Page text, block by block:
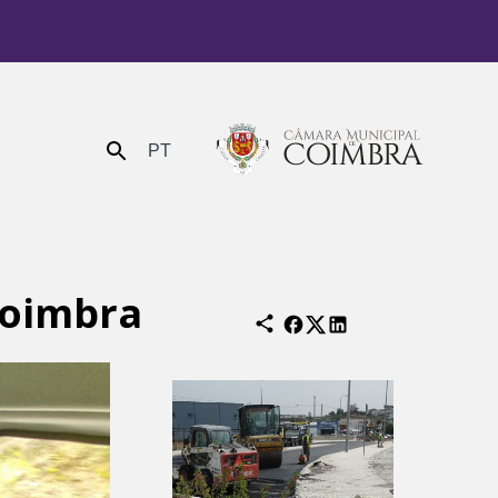
Enviar PT